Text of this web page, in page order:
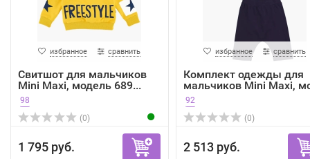
избранное сравнить
Свитшот для мальчиков
Mini Maxi, модель 689...
98
(0)
1 795 руб.
избранное сравнить
Комплект одежды для
мальчиков Mini Maxi,
92
(0)
2 513 руб.